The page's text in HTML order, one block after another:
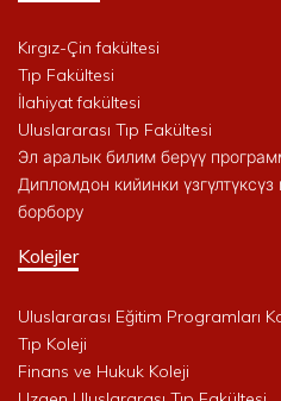
Kırgız-Çin fakültesi
Tıp Fakültesi
İlahiyat fakültesi
Uluslararası Tıp Fakültesi
Эл аралык билим берүү
Дипломдон кийинки
борбору
Kolejler
Uluslararası Eğitim Programları
Tıp Koleji
Finans ve Hukuk Koleji